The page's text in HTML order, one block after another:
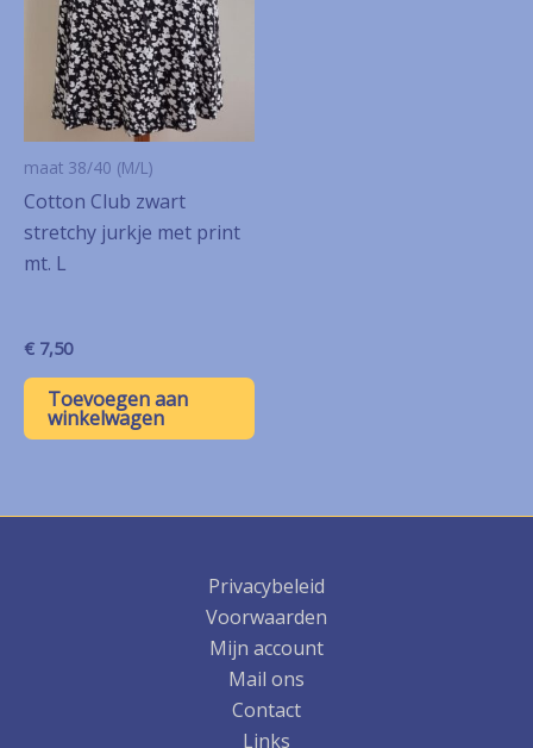
maat 38/40 (M/L)
Cotton Club zwart
stretchy jurkje met print
mt. L
€ 7,50
Toevoegen aan
winkelwagen
Privacybeleid
Voorwaarden
Mijn account
Mail ons
Contact
Links